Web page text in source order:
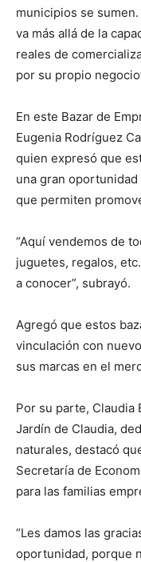
municipios se
va más allá de la
reales de
por su propio
En este Bazar de
Eugenia Rodríguez
quien expresó que
una gran
que permiten
“Aquí vendemos de
juguetes, regalos,
a conocer”, subrayó.
Agregó que estos
vinculación con
sus marcas en el
Por su parte, Claudia
Jardín de Claudia,
naturales, destacó
Secretaría de
para las familias
“Les damos las
oportunidad, porque